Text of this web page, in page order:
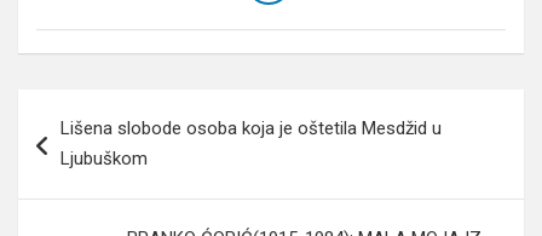
članaka
Lišena slobode osoba koja je oštetila Mesdžid u
Ljubuškom